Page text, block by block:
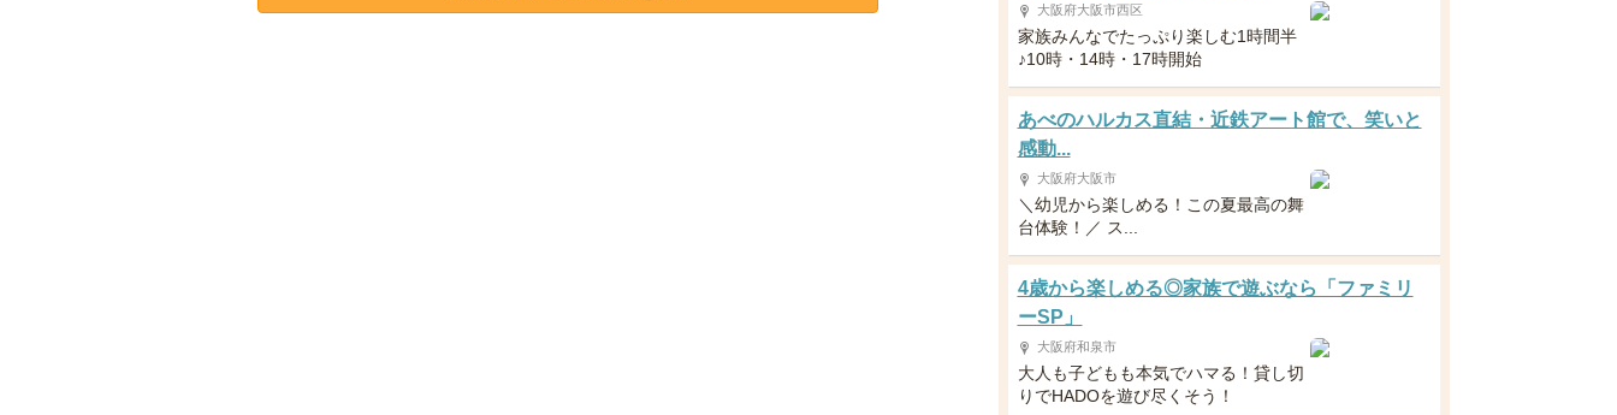
大阪府大阪市西区
家族みんなでたっぷり楽しむ1時間半
♪10時・14時・17時開始
あべのハルカス直結・近鉄アート館で、笑いと
感動...
大阪府大阪市
＼幼児から楽しめる！この夏最高の舞
台体験！／ ス...
4歳から楽しめる◎家族で遊ぶなら「ファミリ
ーSP」
大阪府和泉市
大人も子どもも本気でハマる！貸し切
りでHADOを遊び尽くそう！